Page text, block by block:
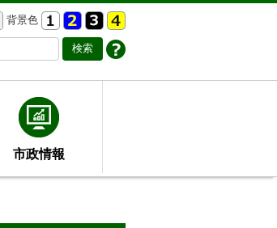
背景色
市政情報